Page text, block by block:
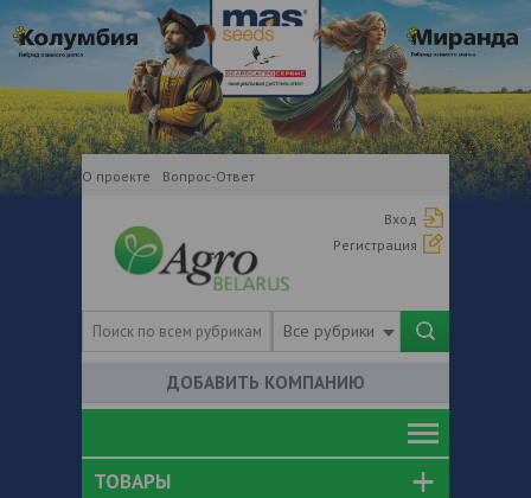
О проекте Вопрос-Ответ
Вход
Регистрация
Все рубрики
ДОБАВИТЬ КОМПАНИЮ
ТОВАРЫ